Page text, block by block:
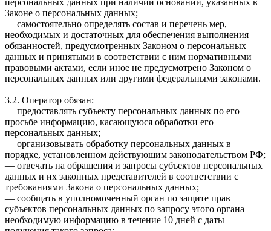
Законе о персональных данных;
— самостоятельно определять состав и перечень мер,
необходимых и достаточных для обеспечения выполнения
обязанностей, предусмотренных Законом о персональных
данных и принятыми в соответствии с ним нормативными
правовыми актами, если иное не предусмотрено Законом о
персональных данных или другими федеральными законами.
3.2. Оператор обязан:
— предоставлять субъекту персональных данных по его
просьбе информацию, касающуюся обработки его
персональных данных;
— организовывать обработку персональных данных в
порядке, установленном действующим законодательством РФ;
— отвечать на обращения и запросы субъектов персональных
данных и их законных представителей в соответствии с
требованиями Закона о персональных данных;
— сообщать в уполномоченный орган по защите прав
субъектов персональных данных по запросу этого органа
необходимую информацию в течение 10 дней с даты